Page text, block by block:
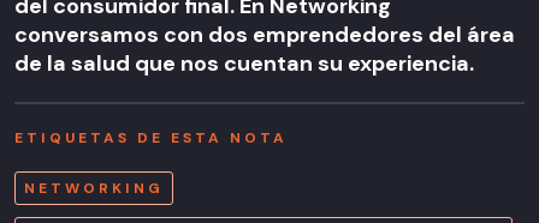
del consumidor final. En Networking
conversamos con dos emprendedores del área
de la salud que nos cuentan su experiencia.
ETIQUETAS DE ESTA NOTA
NETWORKING